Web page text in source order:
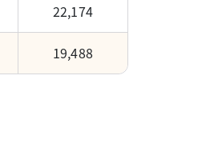
22,174
19,488